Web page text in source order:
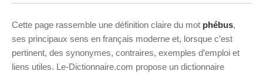
Cette page rassemble une définition claire du mot phébus,
ses principaux sens en français moderne et, lorsque c’est
pertinent, des synonymes, contraires, exemples d’emploi et
liens utiles. Le-Dictionnaire.com propose un dictionnaire